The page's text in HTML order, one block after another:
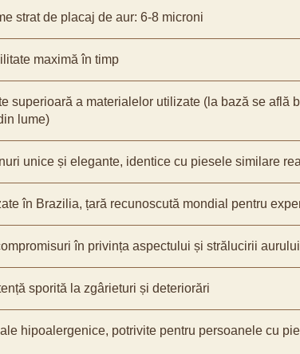
strat de placaj de aur: 6-8 microni
maximă în timp
superioară a materialelor utilizate (la bază se află
lume)
unice și elegante, identice cu piesele similare
în Brazilia, țară recunoscută mondial pentru
în privința aspectului și strălucirii aurului
sporită la zgârieturi și deteriorări
hipoalergenice, potrivite pentru persoanele cu